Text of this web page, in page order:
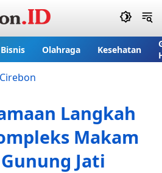
Bisnis Olahraga Kesehatan
Langkah
Makam
Jati